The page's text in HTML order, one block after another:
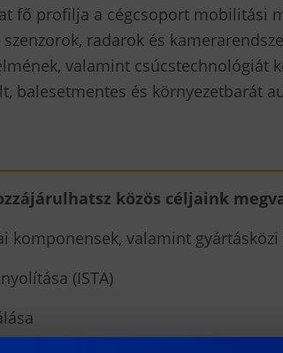
fő profilja a cégcsoport mobilitási
radarok és
valamint csúcstechnológiát
balesetmentes és környezetbarát
közös céljaink
komponensek, valamint
(ISTA)